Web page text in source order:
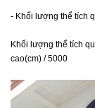
- Khối lượng thể tích
Khối lượng thể tích
cao(cm) / 5000